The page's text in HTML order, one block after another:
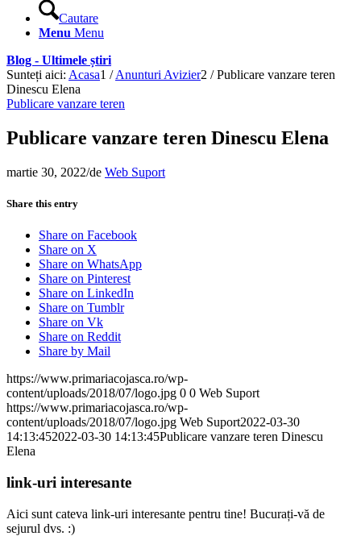
Cautare
Menu Menu
Blog - Ultimele știri
Sunteți aici: Acasa1 / Anunturi Avizier2 / Publicare vanzare teren
Dinescu Elena
Publicare vanzare teren
Publicare vanzare teren Dinescu Elena
martie 30, 2022/de Web Suport
Share this entry
Share on Facebook
Share on X
Share on WhatsApp
Share on Pinterest
Share on LinkedIn
Share on Tumblr
Share on Vk
Share on Reddit
Share by Mail
https://www.primariacojasca.ro/wp-
content/uploads/2018/07/logo.jpg 0 0 Web Suport
https://www.primariacojasca.ro/wp-
content/uploads/2018/07/logo.jpg Web Suport2022-03-30
14:13:452022-03-30 14:13:45Publicare vanzare teren Dinescu
Elena
link-uri interesante
Aici sunt cateva link-uri interesante pentru tine! Bucurați-vă de
sejurul dvs. :)